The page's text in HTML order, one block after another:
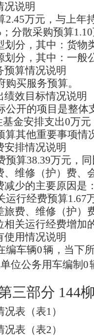
况说明
2.45万元，与上年
分散采购预算
分，其中：货物
划分，其中：一般
预算情况说明
买服务预算。
效目标情况说明
公开的项目是整
金安排支出0万
算其他重要事项情
安排情况说明
预算38.39万元，
、维修（护）费
减少的主要原因是
运行经费预算
旅费、维修（护
关运行经费增加
使用情况说明
编车辆0辆，当下
位公务用车编制0
三部分 144
况表（表1）
况表（表2）